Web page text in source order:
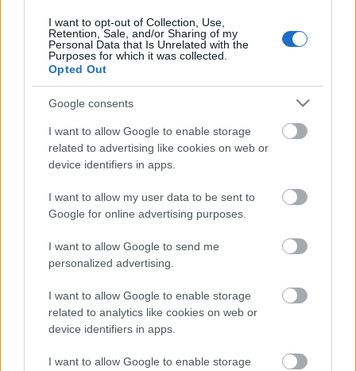
I want to opt-out of Collection, Use,
Retention, Sale, and/or Sharing of my
Personal Data that Is Unrelated with the
Purposes for which it was collected.
Opted Out
Google consents
I want to allow Google to enable storage
related to advertising like cookies on web or
device identifiers in apps.
I want to allow my user data to be sent to
Google for online advertising purposes.
I want to allow Google to send me
personalized advertising.
I want to allow Google to enable storage
related to analytics like cookies on web or
device identifiers in apps.
I want to allow Google to enable storage
Facebookon az egyik legnépszerűbbnek tűnő közlési
forma gyakorlásában, vagyis abban, amikor a júzer
idézetek, életfilozófiai megállapítások, örök
igazságoknak vélt mondások közzétételével megy a
kifinomultabb ízlésűek agyarára.
Maga a kutató vallja meg, hogy hervasztóan
közhelyes a kapott eredmények java. Szerintem
ebben nincs semmi meglepő, az emberek többsége
valóságban.
Ajánlott bejegyzések: